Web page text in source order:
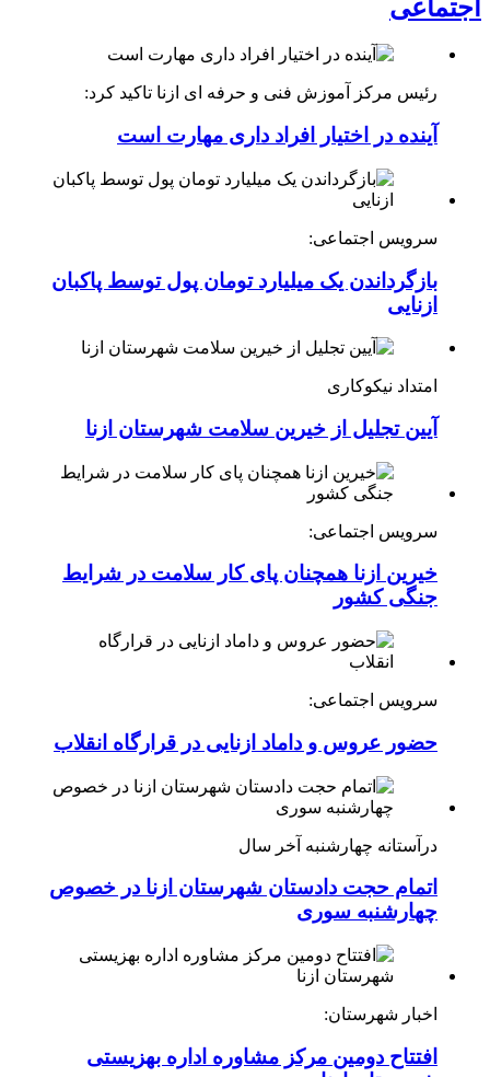
اجتماعی
رئیس مرکز آموزش فنی و حرفه ای ازنا تاکید کرد:
آینده در اختیار افراد داری مهارت است
سرویس اجتماعی:
بازگرداندن یک میلیارد تومان پول توسط پاکبان
ازنایی
امتداد نیکوکاری
آیین تجلیل از خیرین سلامت شهرستان ازنا
سرویس اجتماعی:
خیرین ازنا همچنان پای کار سلامت در شرایط
جنگی کشور
سرویس اجتماعی:
حضور عروس و داماد ازنایی در قرارگاه انقلاب
درآستانه چهارشنبه آخر سال
اتمام حجت دادستان شهرستان ازنا در خصوص
چهارشنبه ‌سوری
اخبار شهرستان:
افتتاح دومین مرکز مشاوره اداره بهزیستی